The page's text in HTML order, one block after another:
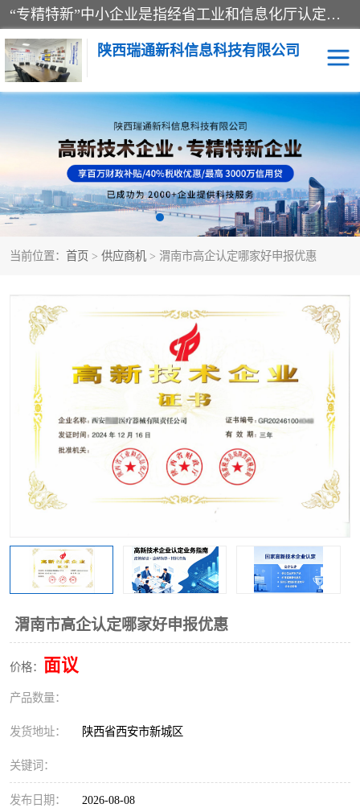
“专精特新”中小企业是指经省工业和信息化厅认定，专注于细分市场、掌握关键核心技术、创新能力强、市场占有率高、质量效益优，在专业化、精细化、特色化、新颖化等方面表现突出的中小企业。
陕西瑞通新科信息科技有限公司
当前位置： 首页 > 供应商机 > 渭南市高企认定哪家好申报优惠
渭南市高企认定哪家好申报优惠
价格： 面议
产品数量：
发货地址： 陕西省西安市新城区
关键词：
发布日期： 2026-08-08